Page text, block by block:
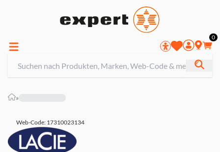
0
»
Web-Code: 17310023134